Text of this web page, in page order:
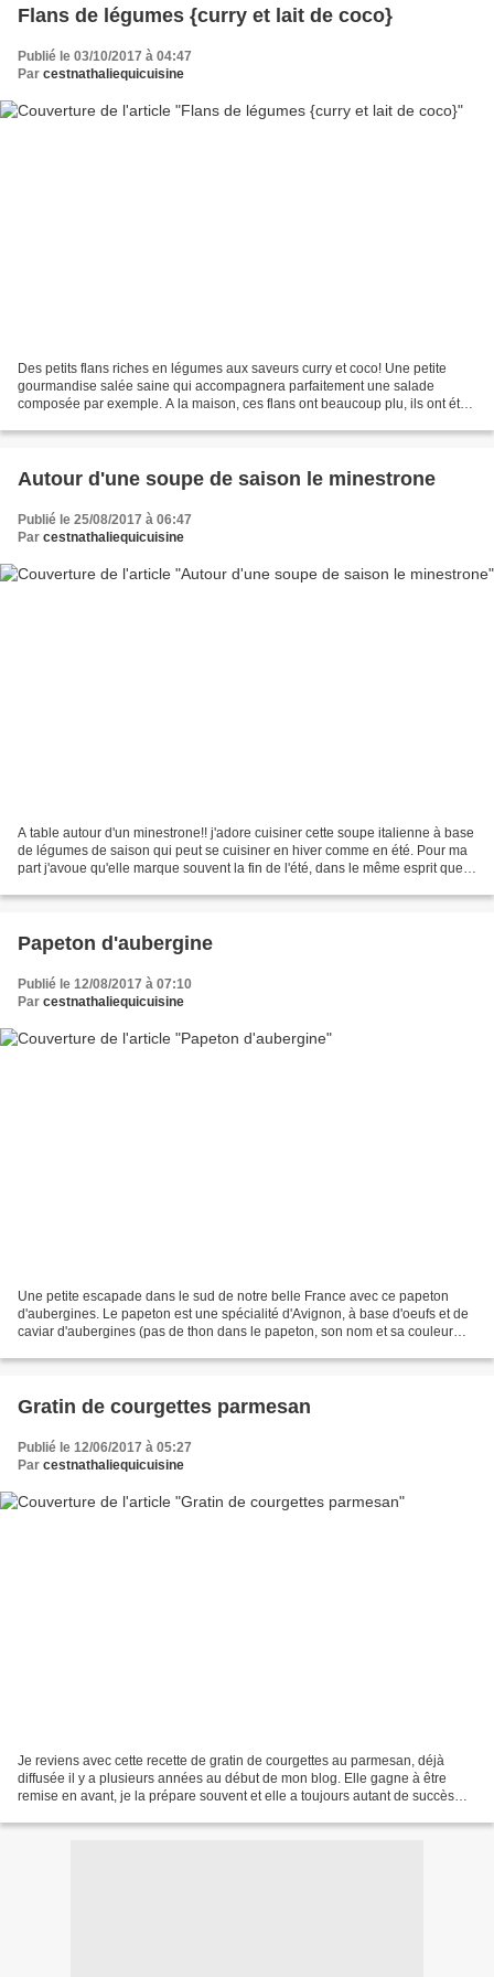
Flans de légumes {curry et lait de coco}
Publié le 03/10/2017 à 04:47
Par cestnathaliequicuisine
Des petits flans riches en légumes aux saveurs curry et coco! Une petite
gourmandise salée saine qui accompagnera parfaitement une salade
composée par exemple. A la maison, ces flans ont beaucoup plu, ils ont été
Autour d'une soupe de saison le minestrone
Publié le 25/08/2017 à 06:47
Par cestnathaliequicuisine
A table autour d'un minestrone!! j'adore cuisiner cette soupe italienne à base
de légumes de saison qui peut se cuisiner en hiver comme en été. Pour ma
part j'avoue qu'elle marque souvent la fin de l'été, dans le même esprit que
Papeton d'aubergine
Publié le 12/08/2017 à 07:10
Par cestnathaliequicuisine
Une petite escapade dans le sud de notre belle France avec ce papeton
d'aubergines. Le papeton est une spécialité d'Avignon, à base d'oeufs et de
caviar d'aubergines (pas de thon dans le papeton, son nom et sa couleur
Gratin de courgettes parmesan
Publié le 12/06/2017 à 05:27
Par cestnathaliequicuisine
Je reviens avec cette recette de gratin de courgettes au parmesan, déjà
diffusée il y a plusieurs années au début de mon blog. Elle gagne à être
remise en avant, je la prépare souvent et elle a toujours autant de succès